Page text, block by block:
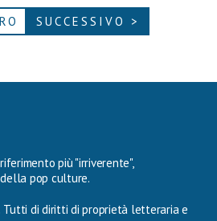
SUCCESSIVO >
più "irriverente",
pop culture.
Tutti di diritti di proprietà letteraria e